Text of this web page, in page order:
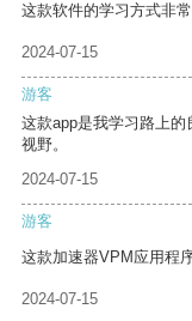
这款软件的学习方式非
2024-07-15
游客
这款app是我学习路上
视野。
2024-07-15
游客
这款加速器VPM应用程
2024-07-15